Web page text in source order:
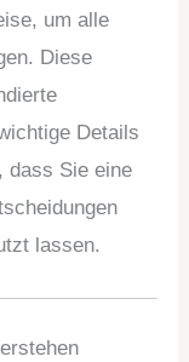
um alle
Diese
Details
dass Sie eine
lassen.